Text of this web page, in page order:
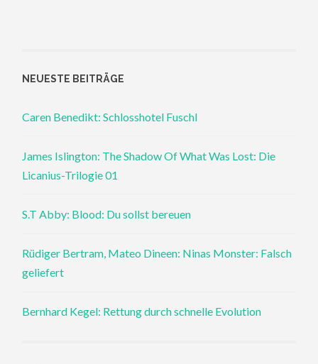
NEUESTE BEITRÄGE
Caren Benedikt: Schlosshotel Fuschl
James Islington: The Shadow Of What Was Lost: Die
Licanius-Trilogie 01
S.T Abby: Blood: Du sollst bereuen
Rüdiger Bertram, Mateo Dineen: Ninas Monster: Falsch
geliefert
Bernhard Kegel: Rettung durch schnelle Evolution